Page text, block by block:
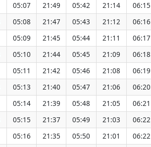
05:07 21:49 05:42 21:14 06:15
05:08 21:47 05:43 21:12 06:16
05:09 21:45 05:44 21:11 06:17
05:10 21:44 05:45 21:09 06:18
05:11 21:42 05:46 21:08 06:19
05:13 21:40 05:47 21:06 06:20
05:14 21:39 05:48 21:05 06:21
05:15 21:37 05:49 21:03 06:22
05:16 21:35 05:50 21:01 06:22